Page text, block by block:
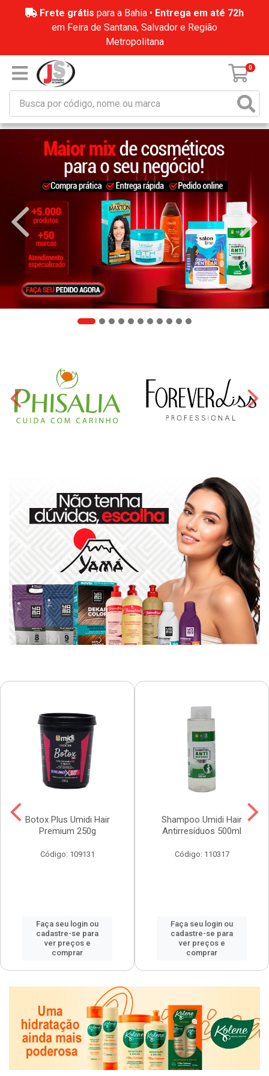
Frete grátis para a Bahia • Entrega em até 72h
em Feira de Santana, Salvador e Região
Metropolitana
0
Botox Plus Umidi Hair
Premium 250g
Código: 109131
Faça seu login ou
cadastre-se para
ver preços e
comprar
Shampoo Umidi Hair
Antirresíduos 500ml
Código: 110317
Faça seu login ou
cadastre-se para
ver preços e
comprar